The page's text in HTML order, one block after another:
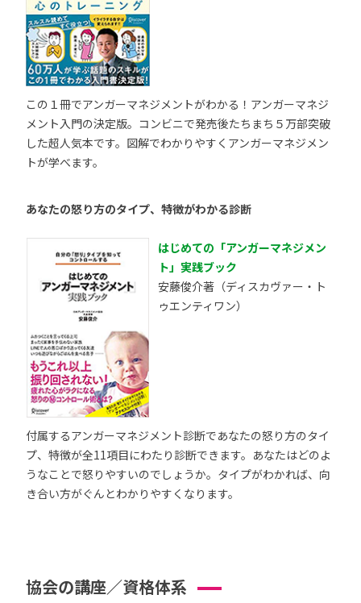
この１冊でアンガーマネジメントがわかる！アンガーマネジ
メント入門の決定版。コンビニで発売後たちまち５万部突破
した超人気本です。図解でわかりやすくアンガーマネジメン
トが学べます。
あなたの怒り方のタイプ、特徴がわかる診断
はじめての「アンガーマネジメン
ト」実践ブック
安藤俊介著（ディスカヴァー・ト
ゥエンティワン）
付属するアンガーマネジメント診断であなたの怒り方のタイ
プ、特徴が全11項目にわたり診断できます。あなたはどのよ
うなことで怒りやすいのでしょうか。タイプがわかれば、向
き合い方がぐんとわかりやすくなります。
協会の講座／資格体系